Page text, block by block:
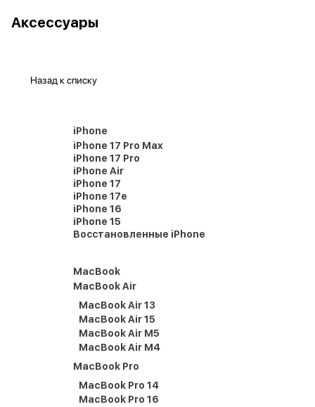
Аксессуары
Назад к списку
iPhone
iPhone 17 Pro Max
iPhone 17 Pro
iPhone Air
iPhone 17
iPhone 17e
iPhone 16
iPhone 15
Восстановленные iPhone
MacBook
MacBook Air
MacBook Air 13
MacBook Air 15
MacBook Air M5
MacBook Air M4
MacBook Pro
MacBook Pro 14
MacBook Pro 16